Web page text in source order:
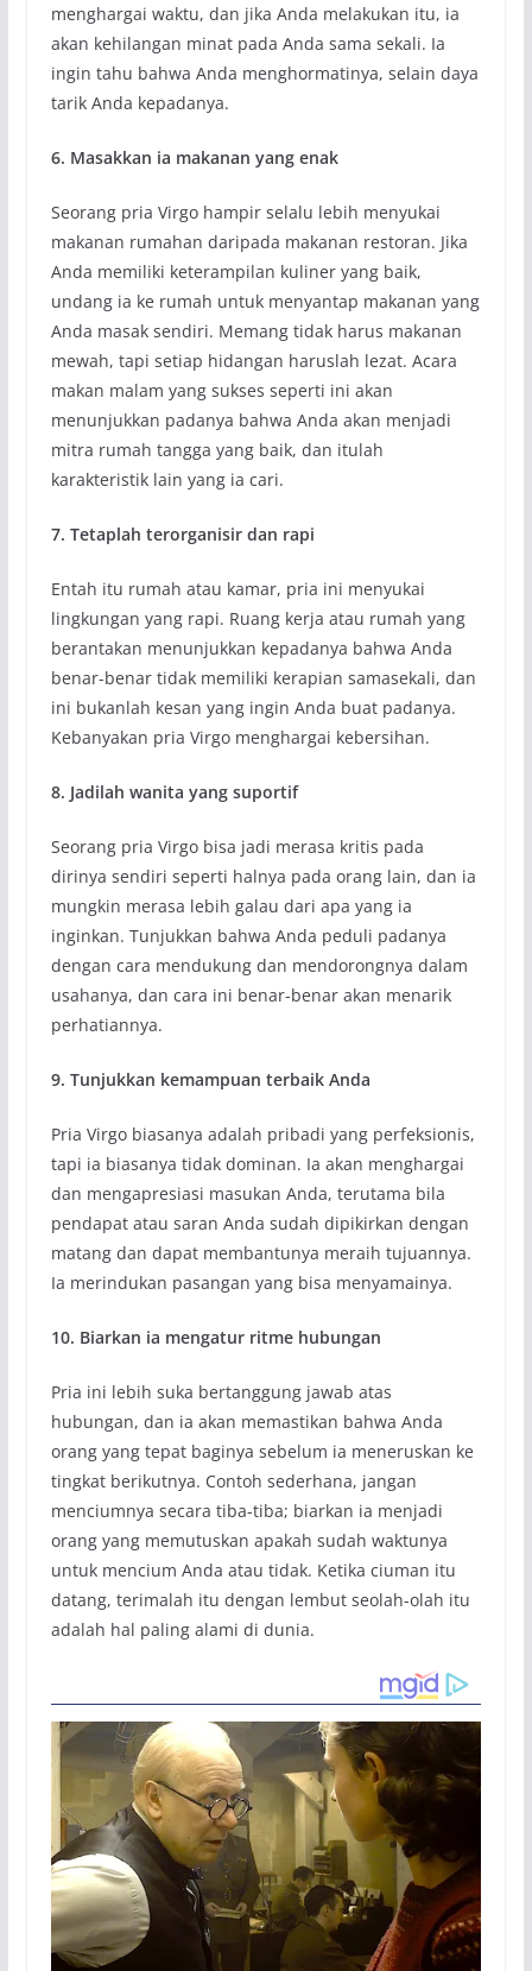
menghargai waktu, dan jika Anda melakukan itu, ia
akan kehilangan minat pada Anda sama sekali. Ia
ingin tahu bahwa Anda menghormatinya, selain daya
tarik Anda kepadanya.
6. Masakkan ia makanan yang enak
Seorang pria Virgo hampir selalu lebih menyukai
makanan rumahan daripada makanan restoran. Jika
Anda memiliki keterampilan kuliner yang baik,
undang ia ke rumah untuk menyantap makanan yang
Anda masak sendiri. Memang tidak harus makanan
mewah, tapi setiap hidangan haruslah lezat. Acara
makan malam yang sukses seperti ini akan
menunjukkan padanya bahwa Anda akan menjadi
mitra rumah tangga yang baik, dan itulah
karakteristik lain yang ia cari.
7. Tetaplah terorganisir dan rapi
Entah itu rumah atau kamar, pria ini menyukai
lingkungan yang rapi. Ruang kerja atau rumah yang
berantakan menunjukkan kepadanya bahwa Anda
benar-benar tidak memiliki kerapian samasekali, dan
ini bukanlah kesan yang ingin Anda buat padanya.
Kebanyakan pria Virgo menghargai kebersihan.
8. Jadilah wanita yang suportif
Seorang pria Virgo bisa jadi merasa kritis pada
dirinya sendiri seperti halnya pada orang lain, dan ia
mungkin merasa lebih galau dari apa yang ia
inginkan. Tunjukkan bahwa Anda peduli padanya
dengan cara mendukung dan mendorongnya dalam
usahanya, dan cara ini benar-benar akan menarik
perhatiannya.
9. Tunjukkan kemampuan terbaik Anda
Pria Virgo biasanya adalah pribadi yang perfeksionis,
tapi ia biasanya tidak dominan. Ia akan menghargai
dan mengapresiasi masukan Anda, terutama bila
pendapat atau saran Anda sudah dipikirkan dengan
matang dan dapat membantunya meraih tujuannya.
Ia merindukan pasangan yang bisa menyamainya.
10. Biarkan ia mengatur ritme hubungan
Pria ini lebih suka bertanggung jawab atas
hubungan, dan ia akan memastikan bahwa Anda
orang yang tepat baginya sebelum ia meneruskan ke
tingkat berikutnya. Contoh sederhana, jangan
menciumnya secara tiba-tiba; biarkan ia menjadi
orang yang memutuskan apakah sudah waktunya
untuk mencium Anda atau tidak. Ketika ciuman itu
datang, terimalah itu dengan lembut seolah-olah itu
adalah hal paling alami di dunia.